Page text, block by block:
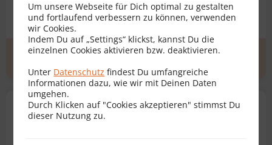
Dienstvertrag
+ 10 weitere
Dr. Franz A. Höfer, LL.M.
Rechtsanwalt für Vertragsrecht
Um unsere Webseite für Dich optimal zu gestalten
und fortlaufend verbessern zu können, verwenden
wir Cookies.
Indem Du auf „Settings“ klickst, kannst Du die
einzelnen Cookies aktivieren bzw. deaktivieren.
Unter Datenschutz findest Du umfangreiche
Informationen dazu, wie wir mit Deinen Daten
umgehen.
Durch Klicken auf "Cookies akzeptieren" stimmst Du
dieser Nutzung zu.